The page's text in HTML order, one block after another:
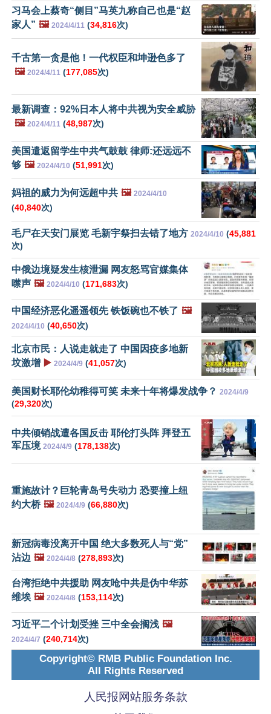
习马会上蔡奇“侧目”马英九称自己也是“赵
家人” 🖼️ 2024/4/11 (34,816次)
千古第一贪是他！一代权臣和坤逊色多了
🖼️ 2024/4/11 (177,085次)
最新调查：92%日本人将中共视为安全威胁
🖼️ 2024/4/11 (48,987次)
美国遣返留学生中共气鼓鼓 律师:还远远不
够 🖼️ 2024/4/10 (51,991次)
妈祖的威力为何远超中共 🖼️ 2024/4/10
(40,840次)
毛尸在天安门展览 毛新宇祭扫去错了地方 2024/4/10 (45,881
次)
中俄边境疑发生核泄漏 网友怒骂官媒集体
噤声 🖼️ 2024/4/10 (171,683次)
中国经济恶化遥遥领先 铁饭碗也不铁了 🖼️
2024/4/10 (40,650次)
北京市民：人说走就走了 中国因疫多地新
坟激增 ▶️ 2024/4/9 (41,057次)
美国财长耶伦幼稚得可笑 未来十年将爆发战争？ 2024/4/9
(29,320次)
中共倾销战遭各国反击 耶伦打头阵 拜登五
军压境 2024/4/9 (178,138次)
重施故计？巨轮青岛号失动力 恐要撞上纽
约大桥 🖼️ 2024/4/9 (66,880次)
新冠病毒没离开中国 绝大多数死人与“党”
沾边 🖼️ 2024/4/8 (278,893次)
台湾拒绝中共援助 网友呛中共是伪中华苏
维埃 🖼️ 2024/4/8 (153,114次)
习近平二个计划受挫 三中全会搁浅 🖼️
2024/4/7 (240,714次)
Copyright© RMB Public Foundation Inc.
All Rights Reserved
人民报网站服务条款